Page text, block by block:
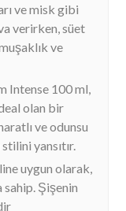
ve misk gibi
verirken, süet
ve
Intense 100 ml,
olan bir
ve odunsu
yansıtır.
uygun olarak,
sahip. Şişenin